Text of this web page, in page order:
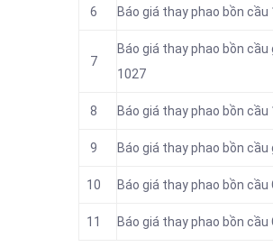
6 Báo giá thay phao bồn
7
Báo giá thay phao bồn cầu
1027
8 Báo giá thay phao bồn
9 Báo giá thay phao bồn
10 Báo giá thay phao bồn
11 Báo giá thay phao bồn